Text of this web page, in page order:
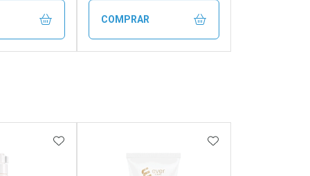
COMPRAR
ADICIONAR AOS FAVORITOSADICIONAR AOS